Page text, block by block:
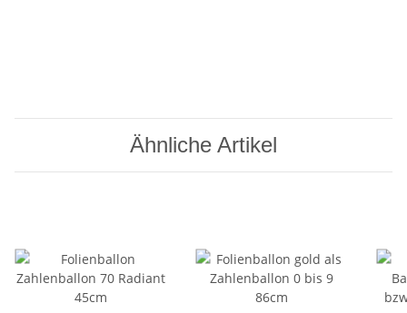
Ähnliche Artikel